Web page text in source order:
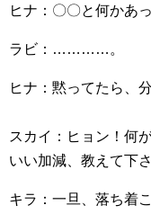
ヒナ：〇〇と何かあ
ラビ：…………。
ヒナ：黙ってたら、
スカイ：ヒョン！何
いい加減、教えて下さ
キラ：一旦、落ち着